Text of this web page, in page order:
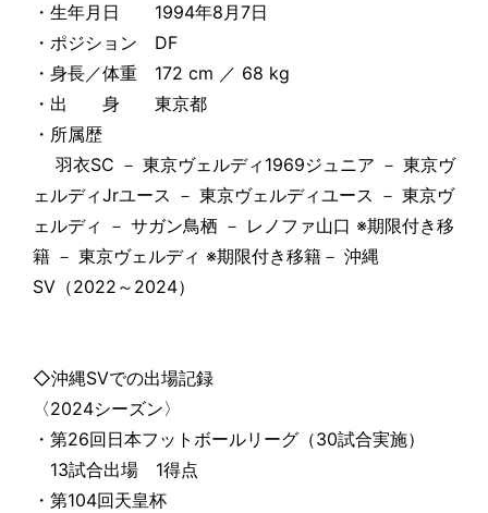
・生年月日 1994年8月7日
・ポジション DF
・身長／体重 172 cm ／ 68 kg
・出 身 東京都
・所属歴
羽衣SC － 東京ヴェルディ1969ジュニア － 東京ヴ
ェルディJrユース － 東京ヴェルディユース － 東京ヴ
ェルディ － サガン鳥栖 － レノファ山口 ※期限付き移
籍 － 東京ヴェルディ ※期限付き移籍－ 沖縄
SV（2022～2024）
◇沖縄SVでの出場記録
〈2024シーズン〉
・第26回日本フットボールリーグ（30試合実施）
13試合出場 1得点
・第104回天皇杯